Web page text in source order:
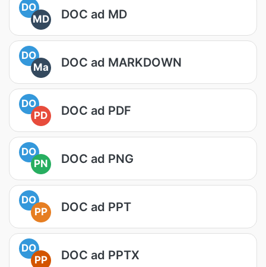
DO
MD
DOC ad MD
DO
Ma
DOC ad MARKDOWN
DO
PD
DOC ad PDF
DO
PN
DOC ad PNG
DO
PP
DOC ad PPT
DO
PP
DOC ad PPTX